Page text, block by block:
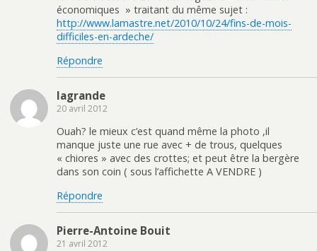
économiques » traitant du même sujet :
http://www.lamastre.net/2010/10/24/fins-de-mois-
difficiles-en-ardeche/
Répondre
lagrande
20 avril 2012
Ouah? le mieux c’est quand même la photo ,il
manque juste une rue avec + de trous, quelques
« chiores » avec des crottes; et peut être la bergère
dans son coin ( sous l’affichette A VENDRE )
Répondre
Pierre-Antoine Bouit
21 avril 2012